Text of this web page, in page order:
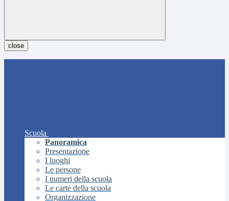
close
Scuola
Panoramica
Presentazione
I luoghi
Le persone
I numeri della scuola
Le carte della scuola
Organizzazione